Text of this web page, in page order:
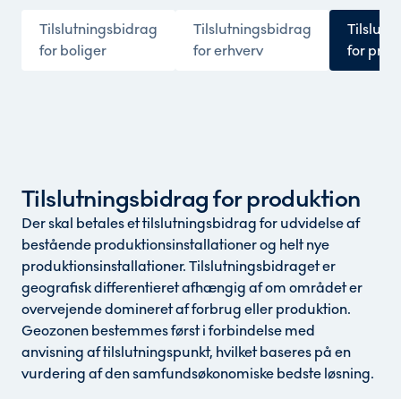
Tilslutningsbidrag
for boliger
Tilslutningsbidrag
for erhverv
for
Tilslutningsbidrag for produktion
Der skal betales et tilslutningsbidrag for udvidelse af
bestående produktionsinstallationer og helt nye
produktionsinstallationer. Tilslutningsbidraget er
geografisk differentieret afhængig af om området er
overvejende domineret af forbrug eller produktion.
Geozonen bestemmes først i forbindelse med
anvisning af tilslutningspunkt, hvilket baseres på en
vurdering af den samfundsøkonomiske bedste løsning.